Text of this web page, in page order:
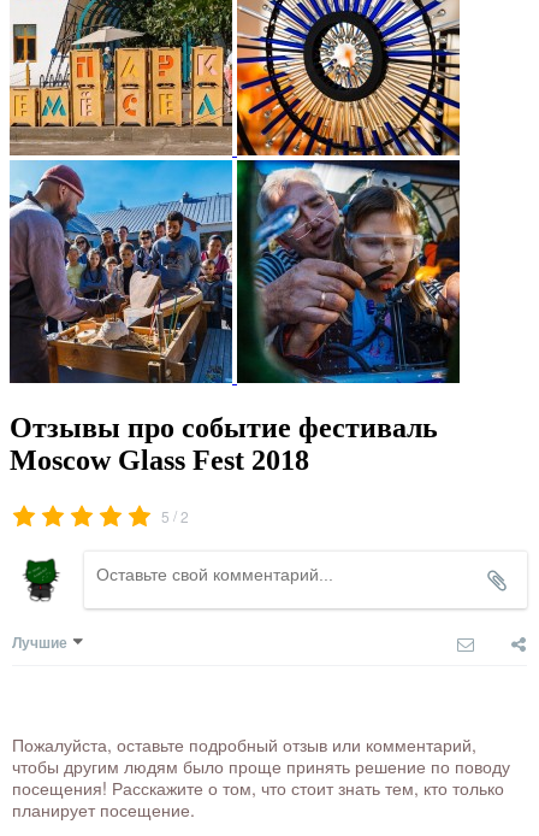
Отзывы про событие фестиваль
Moscow Glass Fest 2018
5 /2
Лучшие
Пожалуйста, оставьте подробный отзыв или комментарий,
чтобы другим людям было проще принять решение по поводу
посещения! Расскажите о том, что стоит знать тем, кто только
планирует посещение.